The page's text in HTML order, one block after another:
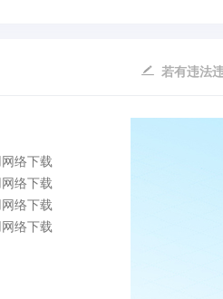
若有违法
络下载
络下载
络下载
络下载